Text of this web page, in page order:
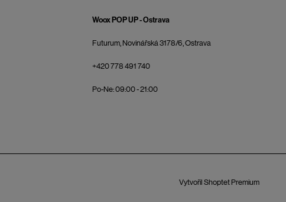
Woox POP UP - Ostrava
Futurum, Novinářská 3178/6, Ostrava
+420 778 491 740
Po-Ne: 09:00 - 21:00
Vytvořil Shoptet Premium